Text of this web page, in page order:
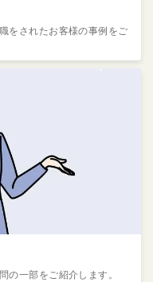
をされたお客様の事例をご
の一部をご紹介します。